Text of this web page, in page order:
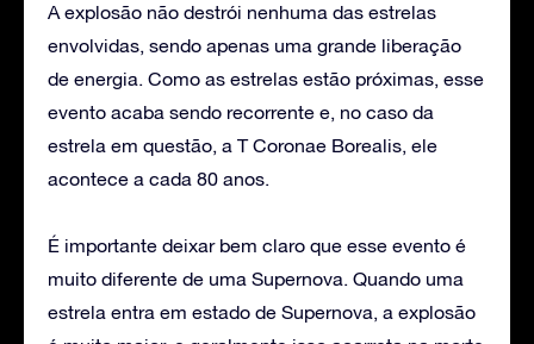
A explosão não destrói nenhuma das estrelas
envolvidas, sendo apenas uma grande liberação
de energia. Como as estrelas estão próximas, esse
evento acaba sendo recorrente e, no caso da
estrela em questão, a T Coronae Borealis, ele
acontece a cada 80 anos.
É importante deixar bem claro que esse evento é
muito diferente de uma Supernova. Quando uma
estrela entra em estado de Supernova, a explosão